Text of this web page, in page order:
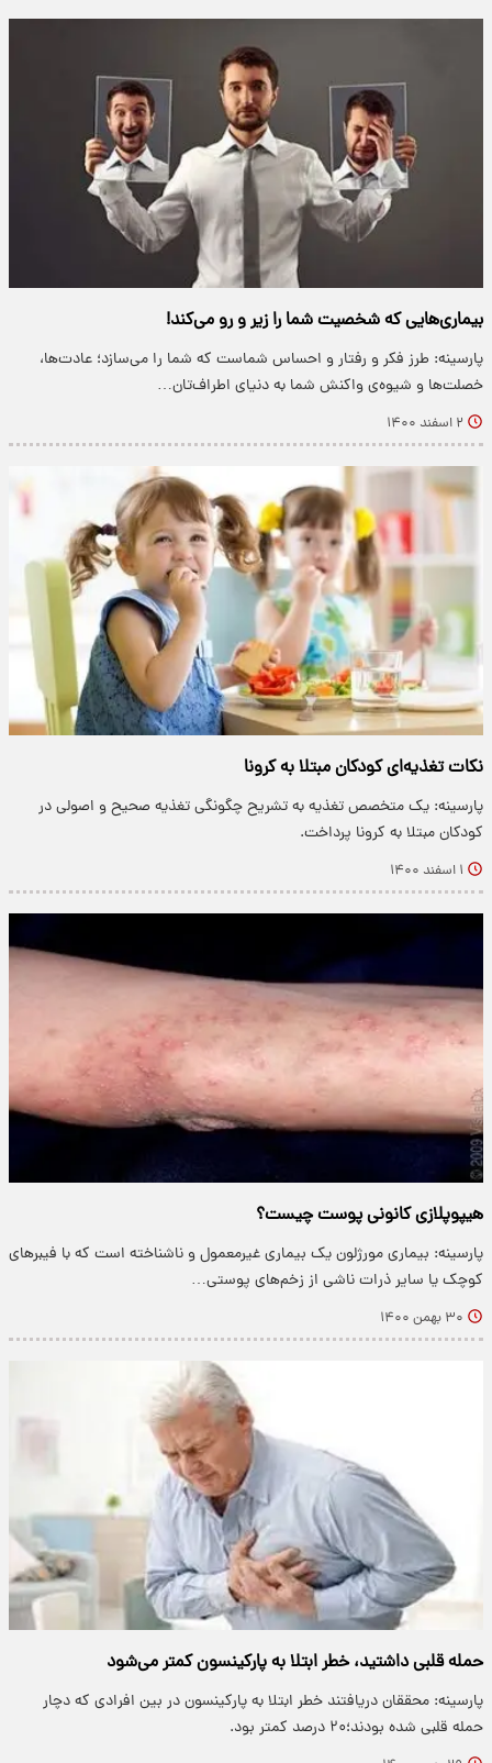
بیماری‌هایی که شخصیت شما را زیر و رو می‌کند!
پارسینه: طرز فکر و رفتار و احساس شماست که شما را می‌سازد؛ عادت‌ها،
خصلت‌ها و شیوه‌ی واکنش شما به دنیای اطراف‌تان…
۲ اسفند ۱۴۰۰
نکات تغذیه‌ای کودکان مبتلا به کرونا
پارسینه: یک متخصص تغذیه به تشریح چگونگی تغذیه صحیح و اصولی در
کودکان مبتلا به کرونا پرداخت.
۱ اسفند ۱۴۰۰
هیپوپلازی کانونی پوست چیست؟
پارسینه: بیماری مورژلون یک بیماری غیرمعمول و ناشناخته است که با فیبر‌های
کوچک یا سایر ذرات ناشی از زخم‌های پوستی…
۳۰ بهمن ۱۴۰۰
حمله قلبی داشتید، خطر ابتلا به پارکینسون کمتر می‌شود
پارسینه: محققان دریافتند خطر ابتلا به پارکینسون در بین افرادی که دچار
حمله قلبی شده بودند؛۲۰ درصد کمتر بود.